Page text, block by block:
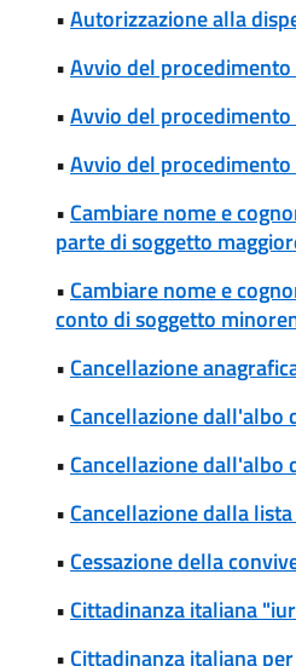
•Autorizzazione alla
•Avvio del
•Avvio del
•Avvio del
• Cambiare nome e
parte di soggetto
• Cambiare nome e
conto di soggetto
• Cancellazione
• Cancellazione dall'albo
• Cancellazione dall'albo
• Cancellazione dalla
• Cessazione della
• Cittadinanza italiana
• Cittadinanza italiana